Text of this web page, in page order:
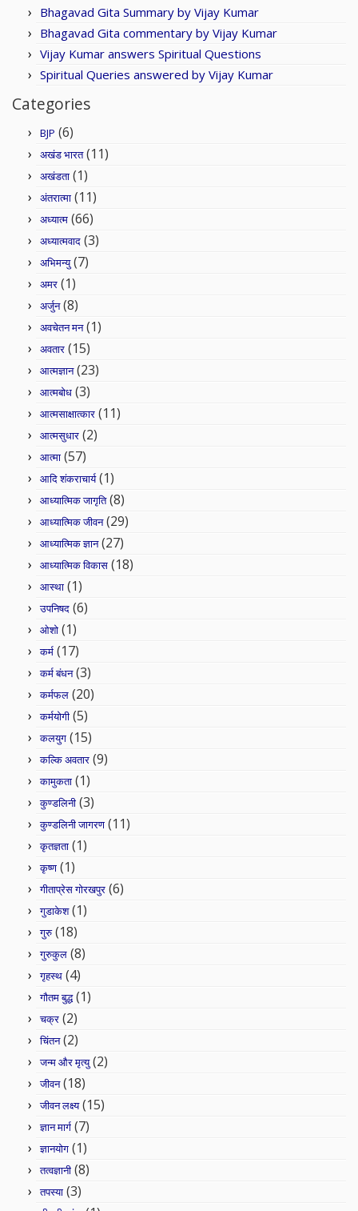
Bhagavad Gita Summary by Vijay Kumar
Bhagavad Gita commentary by Vijay Kumar
Vijay Kumar answers Spiritual Questions
Spiritual Queries answered by Vijay Kumar
Categories
BJP (6)
अखंड भारत(11)
अखंडता (1)
अंतरात्मा (11)
अध्यात्म (66)
अध्यात्मवाद (3)
अभिमन्यु(7)
अमर (1)
अर्जुन(8)
अवचेतन मन(1)
अवतार (15)
आत्मज्ञान(23)
आत्मबोध (3)
आत्मसाक्षात्कार (11)
आत्मसुधार (2)
आत्मा (57)
आदि शंकराचार्य(1)
आध्यात्मिक जागृति(8)
आध्यात्मिक जीवन(29)
आध्यात्मिक ज्ञान(27)
आध्यात्मिक विकास (18)
आस्था (1)
उपनिषद (6)
ओशो (1)
कर्म (17)
कर्म बंधन(3)
कर्मफल (20)
कर्मयोगी (5)
कलयुग (15)
कल्कि अवतार (9)
कामुकता (1)
कुण्डलिनी (3)
कुण्डलिनी जागरण (11)
कृतज्ञता (1)
कृष्ण (1)
गीताप्रेस गोरखपुर (6)
गुडाकेश(1)
गुरु(18)
गुरुकुल (8)
गृहस्थ (4)
गौतम बुद्ध(1)
चक्र (2)
चिंतन(2)
जन्म और मृत्यु(2)
जीवन(18)
जीवन लक्ष्य(15)
ज्ञान मार्ग (7)
ज्ञानयोग (1)
तत्वज्ञानी (8)
तपस्या (3)